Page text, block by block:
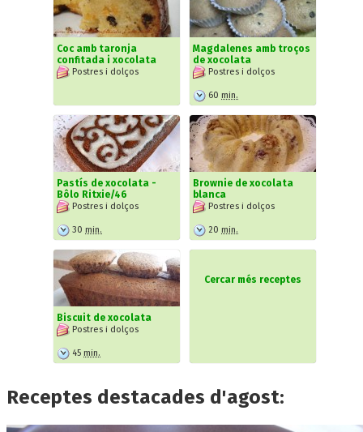
Coc amb taronja
confitada i xocolata
Postres i dolços
Magdalenes amb troços
de xocolata
Postres i dolços
60 min.
Pastís de xocolata -
Bôlo Ritxie/46
Postres i dolços
30 min.
Brownie de xocolata
blanca
Postres i dolços
20 min.
Biscuit de xocolata
Postres i dolços
45 min.
Cercar més receptes
Receptes destacades d'agost: